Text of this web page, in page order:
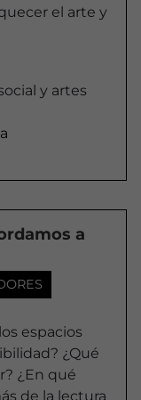
el arte y
y artes
a
espacios
¿Qué
¿En qué
de la lectura